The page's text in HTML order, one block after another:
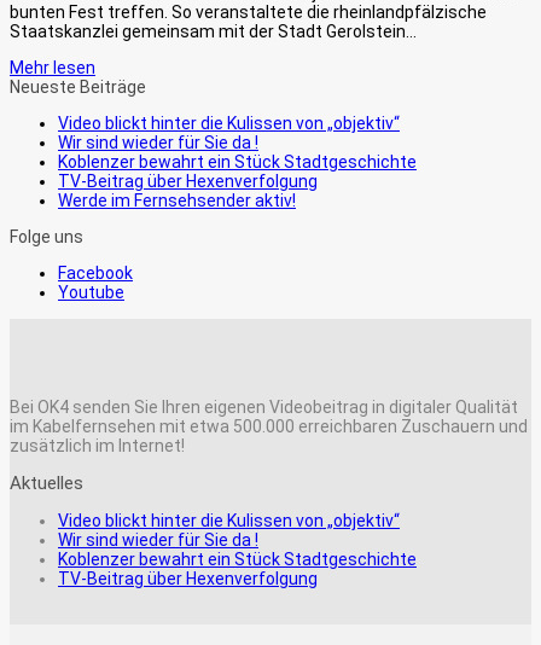
bunten Fest treffen. So veranstaltete die rheinlandpfälzische
Staatskanzlei gemeinsam mit der Stadt Gerolstein…
Mehr lesen
Neueste Beiträge
Video blickt hinter die Kulissen von „objektiv“
Wir sind wieder für Sie da !
Koblenzer bewahrt ein Stück Stadtgeschichte
TV-Beitrag über Hexenverfolgung
Werde im Fernsehsender aktiv!
Folge uns
Facebook
Youtube
Bei OK4 senden Sie Ihren eigenen Videobeitrag in digitaler Qualität
im Kabelfernsehen mit etwa 500.000 erreichbaren Zuschauern und
zusätzlich im Internet!
Aktuelles
Video blickt hinter die Kulissen von „objektiv“
Wir sind wieder für Sie da !
Koblenzer bewahrt ein Stück Stadtgeschichte
TV-Beitrag über Hexenverfolgung